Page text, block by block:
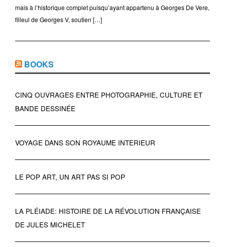
mais à l’historique complet puisqu’ayant appartenu à Georges De Vere,
filleul de Georges V, soutien […]
BOOKS
CINQ OUVRAGES ENTRE PHOTOGRAPHIE, CULTURE ET
BANDE DESSINÉE
VOYAGE DANS SON ROYAUME INTERIEUR
LE POP ART, UN ART PAS SI POP
LA PLÉIADE: HISTOIRE DE LA RÉVOLUTION FRANÇAISE
DE JULES MICHELET